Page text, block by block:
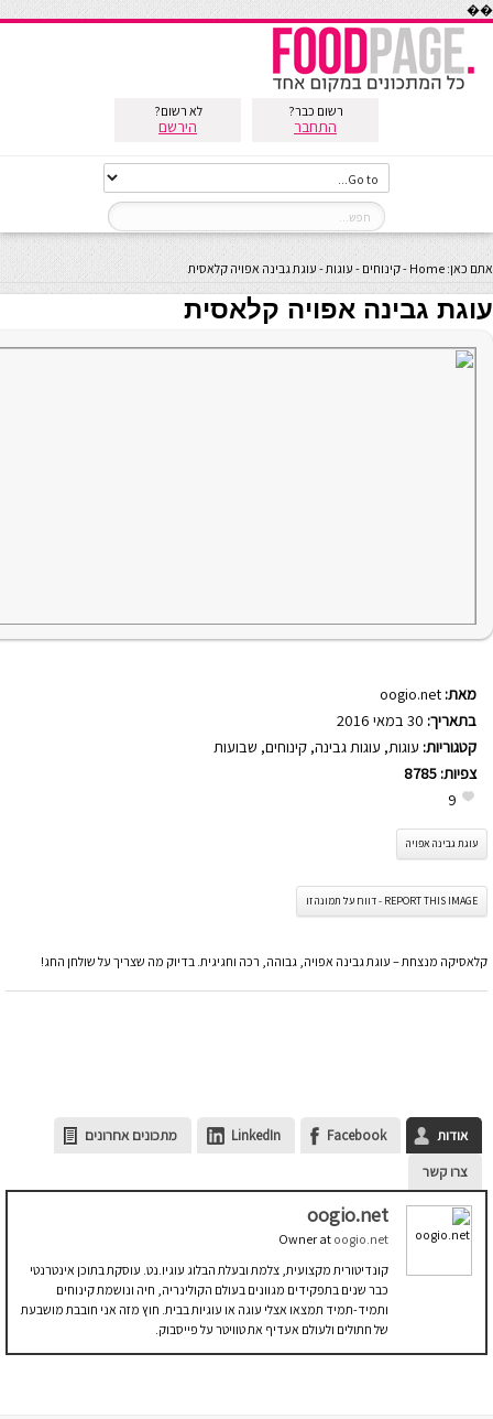
��
רשום כבר?
התחבר
לא רשום?
הירשם
אתם כאן: Home
-קינוחים - עוגות- עוגת גבינה אפויה קלאסית
עוגת גבינה אפויה קלאסית
מאת: oogio.net
בתאריך:
קטגוריות: עוגות, עוגות גבינה, קינוחים, שבועות
צפיות: 8785
9
עוגת גבינה אפויה
REPORT THIS IMAGE - דווח על תמונה זו
קלאסיקה מנצחת – עוגת גבינה אפויה, גבוהה, רכה וחגיגית. בדיוק מה שצריך על שולחן החג!
אודות Facebook
LinkedIn
מתכונים אחרונים
צרו קשר
oogio.net
Owner at oogio.net
קונדיטורית מקצועית, צלמת ובעלת הבלוג עוגיו.נט. עוסקת בתוכן אינטרנטי
כבר שנים בתפקידים מגוונים בעולם הקולינריה, חיה ונושמת קינוחים
ותמיד-תמיד תמצאו אצלי עוגה או עוגיות בבית. חוץ מזה אני חובבת מושבעת
של חתולים ולעולם אעדיף את טוויטר על פייסבוק.